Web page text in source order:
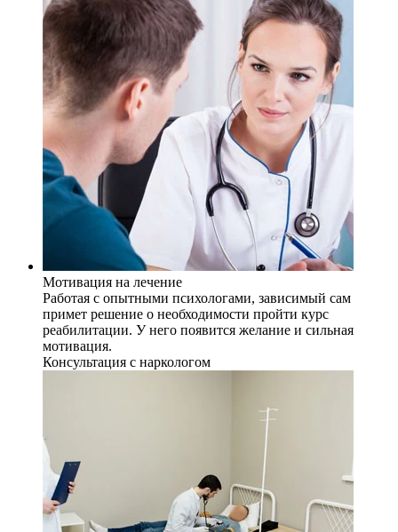
Мотивация на лечение
Работая с опытными психологами, зависимый сам
примет решение о необходимости пройти курс
реабилитации. У него появится желание и сильная
мотивация.
Консультация с наркологом